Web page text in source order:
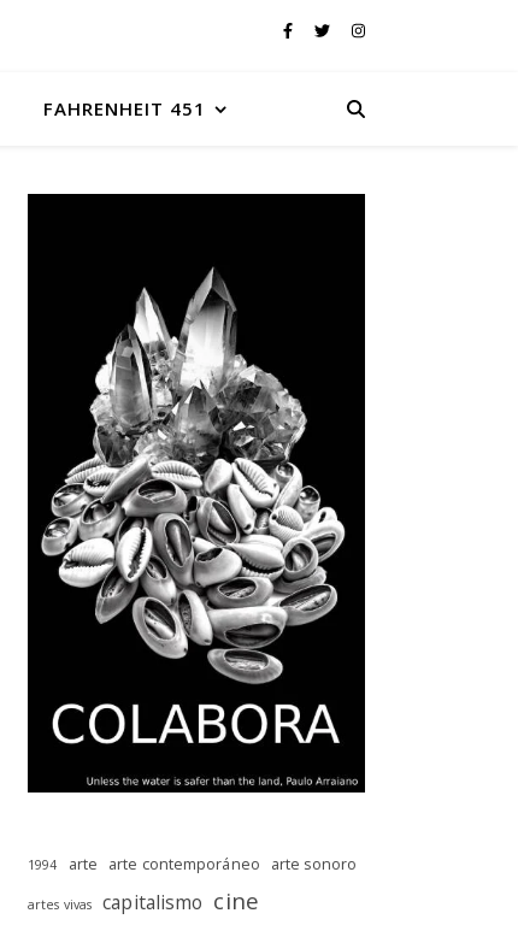
FAHRENHEIT 451
1994 arte arte contemporáneo arte sonoro
artes vivas capitalismo cine